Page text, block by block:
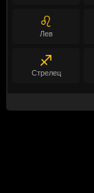
♌
Лев
♐
Стрелец